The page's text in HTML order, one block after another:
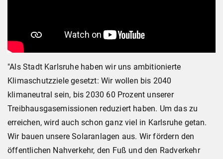
"Als Stadt Karlsruhe haben wir uns ambitionierte
Klimaschutzziele gesetzt: Wir wollen bis 2040
klimaneutral sein, bis 2030 60 Prozent unserer
Treibhausgasemissionen reduziert haben. Um das zu
erreichen, wird auch schon ganz viel in Karlsruhe getan.
Wir bauen unsere Solaranlagen aus. Wir fördern den
öffentlichen Nahverkehr, den Fuß und den Radverkehr